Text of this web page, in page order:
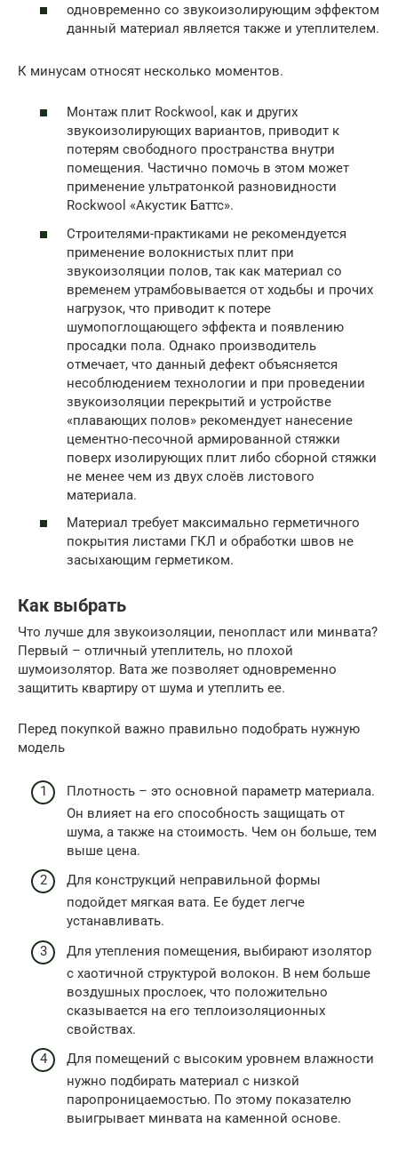
одновременно со звукоизолирующим эффектом
данный материал является также и утеплителем.
К минусам относят несколько моментов.
Монтаж плит Rockwool, как и других
звукоизолирующих вариантов, приводит к
потерям свободного пространства внутри
помещения. Частично помочь в этом может
применение ультратонкой разновидности
Rockwool «Акустик Баттс».
Строителями-практиками не рекомендуется
применение волокнистых плит при
звукоизоляции полов, так как материал со
временем утрамбовывается от ходьбы и прочих
нагрузок, что приводит к потере
шумопоглощающего эффекта и появлению
просадки пола. Однако производитель
отмечает, что данный дефект объясняется
несоблюдением технологии и при проведении
звукоизоляции перекрытий и устройстве
«плавающих полов» рекомендует нанесение
цементно-песочной армированной стяжки
поверх изолирующих плит либо сборной стяжки
не менее чем из двух слоёв листового
материала.
Материал требует максимально герметичного
покрытия листами ГКЛ и обработки швов не
засыхающим герметиком.
Как выбрать
Что лучше для звукоизоляции, пенопласт или минвата?
Первый – отличный утеплитель, но плохой
шумоизолятор. Вата же позволяет одновременно
защитить квартиру от шума и утеплить ее.
Перед покупкой важно правильно подобрать нужную
модель
Плотность – это основной параметр материала.
Он влияет на его способность защищать от
шума, а также на стоимость. Чем он больше, тем
выше цена.
Для конструкций неправильной формы
подойдет мягкая вата. Ее будет легче
устанавливать.
Для утепления помещения, выбирают изолятор
с хаотичной структурой волокон. В нем больше
воздушных прослоек, что положительно
сказывается на его теплоизоляционных
свойствах.
Для помещений с высоким уровнем влажности
нужно подбирать материал с низкой
паропроницаемостью. По этому показателю
выигрывает минвата на каменной основе.